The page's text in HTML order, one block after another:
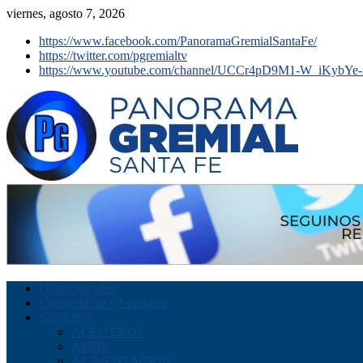
viernes, agosto 7, 2026
https://www.facebook.com/PanoramaGremialSantaFe/
https://twitter.com/pgremialtv
https://www.youtube.com/channel/UCCr4pD9M1-
Obras Sociales
Cooperativas y Mutuales
Sindicatos
ACEITEROS
AEFIP